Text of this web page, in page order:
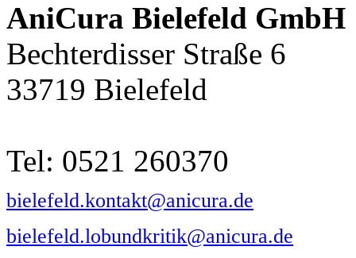
AniCura Bielefeld GmbH
Bechterdisser Straße 6
33719 Bielefeld
Tel: 0521 260370
bielefeld.kontakt@anicura.de
bielefeld.lobundkritik@anicura.de